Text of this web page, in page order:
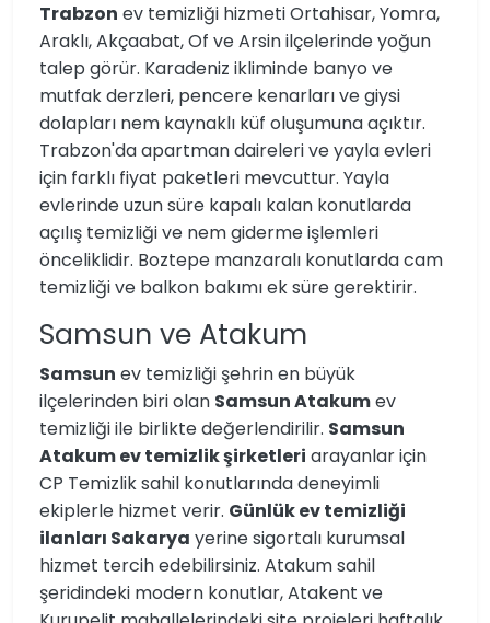
Trabzon ev temizliği hizmeti Ortahisar, Yomra,
Araklı, Akçaabat, Of ve Arsin ilçelerinde yoğun
talep görür. Karadeniz ikliminde banyo ve
mutfak derzleri, pencere kenarları ve giysi
dolapları nem kaynaklı küf oluşumuna açıktır.
Trabzon'da apartman daireleri ve yayla evleri
için farklı fiyat paketleri mevcuttur. Yayla
evlerinde uzun süre kapalı kalan konutlarda
açılış temizliği ve nem giderme işlemleri
önceliklidir. Boztepe manzaralı konutlarda cam
temizliği ve balkon bakımı ek süre gerektirir.
Samsun ve Atakum
Samsun ev temizliği şehrin en büyük
ilçelerinden biri olan Samsun Atakumev
temizliği ile birlikte değerlendirilir. Samsun
Atakum ev temizlik şirketleri arayanlar için
CP Temizlik sahil konutlarında deneyimli
ekiplerle hizmet verir. Günlük ev temizliği
ilanları Sakarya yerine sigortalı kurumsal
hizmet tercih edebilirsiniz. Atakum sahil
şeridindeki modern konutlar, Atakent ve